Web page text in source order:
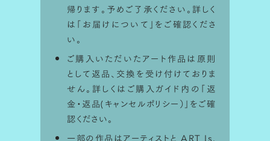
帰ります。予めご了承ください。詳しく
は「お届けについて 」をご確認くださ
い。
ご購入いただいたアート作品は原則
として返品、交換を受け付けておりま
せん。詳しくはご購入ガイド内の「返
金・返品(キャンセルポリシー） 」をご確
認ください。
一部の作品はアーティストと ART Is.
ART Is.で取り扱っている作品はサイズ
しむことが出来ます。